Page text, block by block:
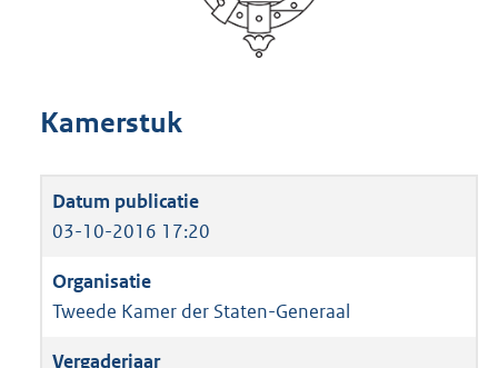
Kamerstuk
03-10-2016 17:20
Tweede Kamer der Staten-Generaal